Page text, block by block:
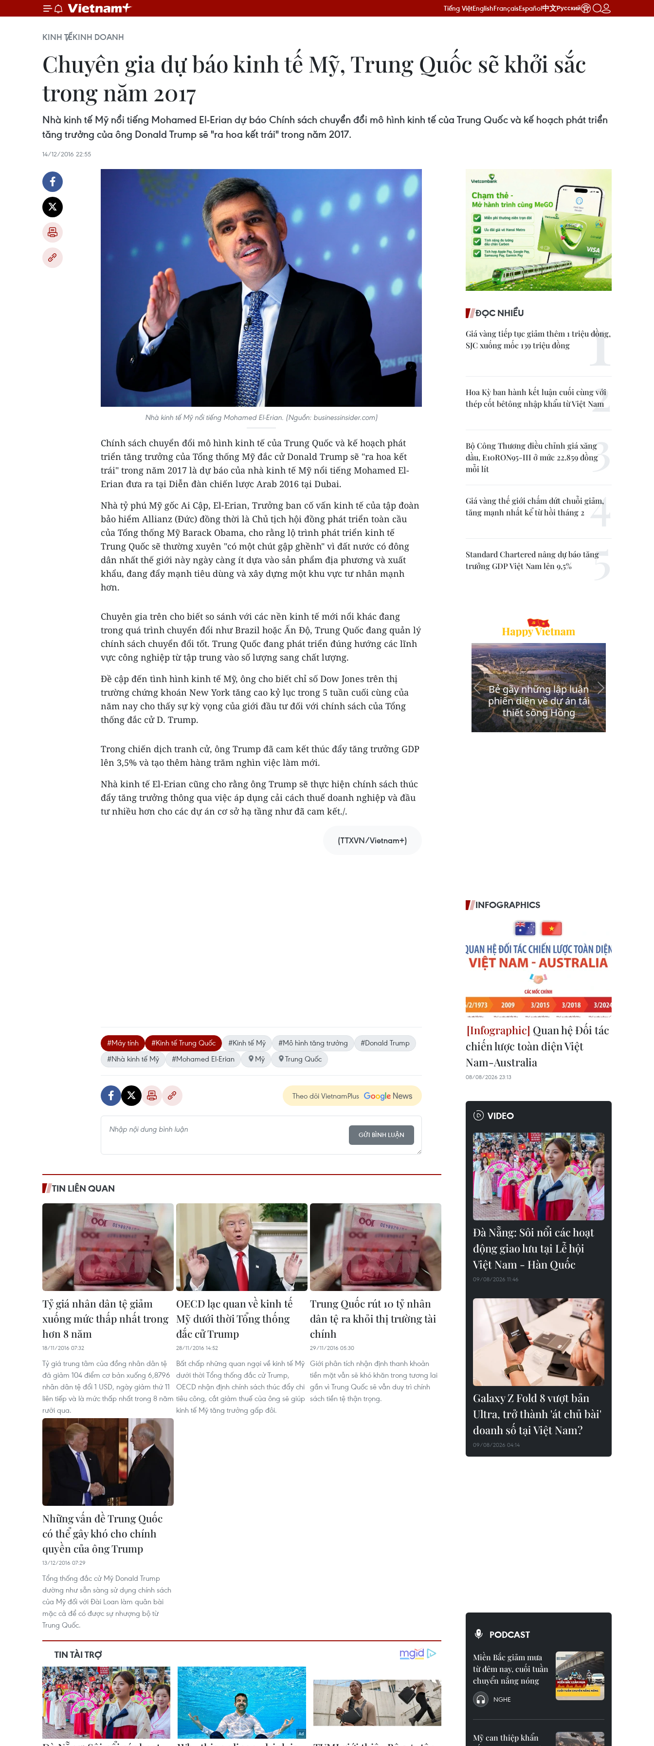
Tiếng ViệtEnglishFrançaisEspañol中文Русский
KINH TẾKINH DOANH
Chuyên gia dự báo kinh tế Mỹ, Trung Quốc sẽ khởi sắc
trong năm 2017
Nhà kinh tế Mỹ nổi tiếng Mohamed El-Erian dự báo Chính sách chuyển đổi mô hình kinh tế của Trung Quốc và kế hoạch phát triển
tăng trưởng của ông Donald Trump sẽ "ra hoa kết trái" trong năm 2017.
14/12/2016 22:55
Nhà kinh tế Mỹ nổi tiếng Mohamed El-Erian. (Nguồn: businessinsider.com)
Chính sách chuyển đổi mô hình kinh tế của Trung Quốc và kế hoạch phát
triển tăng trưởng của Tổng thống Mỹ đắc cử Donald Trump sẽ "ra hoa kết
trái" trong năm 2017 là dự báo của nhà kinh tế Mỹ nổi tiếng Mohamed El-
Erian đưa ra tại Diễn đàn chiến lược Arab 2016 tại Dubai.
Nhà tỷ phú Mỹ gốc Ai Cập, El-Erian, Trưởng ban cố vấn kinh tế của tập đoàn
bảo hiểm Allianz (Đức) đồng thời là Chủ tịch hội đồng phát triển toàn cầu
của Tổng thống Mỹ Barack Obama, cho rằng lộ trình phát triển kinh tế
Trung Quốc sẽ thường xuyên "có một chút gập ghềnh" vì đất nước có đông
dân nhất thế giới này ngày càng ít dựa vào sản phẩm địa phương và xuất
khẩu, đang đẩy mạnh tiêu dùng và xây dựng một khu vực tư nhân mạnh
hơn.
Chuyên gia trên cho biết so sánh với các nền kinh tế mới nổi khác đang
trong quá trình chuyển đổi như Brazil hoặc Ấn Độ, Trung Quốc đang quản lý
chính sách chuyển đổi tốt. Trung Quốc đang phát triển đúng hướng các lĩnh
vực công nghiệp từ tập trung vào số lượng sang chất lượng.
Đề cập đến tình hình kinh tế Mỹ, ông cho biết chỉ số Dow Jones trên thị
trường chứng khoán New York tăng cao kỷ lục trong 5 tuần cuối cùng của
năm nay cho thấy sự kỳ vọng của giới đầu tư đối với chính sách của Tổng
thống đắc cử D. Trump.
Trong chiến dịch tranh cử, ông Trump đã cam kết thúc đẩy tăng trưởng GDP
lên 3,5% và tạo thêm hàng trăm nghìn việc làm mới.
Nhà kinh tế El-Erian cũng cho rằng ông Trump sẽ thực hiện chính sách thúc
đẩy tăng trưởng thông qua việc áp dụng cải cách thuế doanh nghiệp và đầu
tư nhiều hơn cho các dự án cơ sở hạ tầng như đã cam kết./.
(TTXVN/Vietnam+)
#Máy tính #Kinh tế Trung Quốc #Kinh tế Mỹ #Mô hình tăng trưởng
#Donald Trump
#Nhà kinh tế Mỹ
#Mohamed El-Erian Mỹ Trung Quốc
Theo dõi VietnamPlus
GỬI BÌNH LUẬN
TIN LIÊN QUAN
Tỷ giá nhân dân tệ giảm
xuống mức thấp nhất trong
hơn 8 năm
18/11/2016 07:32
Tỷ giá trung tâm của đồng nhân dân tệ
đã giảm 104 điểm cơ bản xuống 6,8796
nhân dân tệ đổi 1 USD, ngày giảm thứ 11
liên tiếp và là mức thấp nhất trong 8 năm
rưỡi qua.
OECD lạc quan về kinh tế
Mỹ dưới thời Tổng thống
đắc cử Trump
28/11/2016 14:52
Bất chấp những quan ngại về kinh tế Mỹ
dưới thời Tổng thống đắc cử Trump,
OECD nhận định chính sách thúc đẩy chi
tiêu công, cắt giảm thuế của ông sẽ giúp
kinh tế Mỹ tăng trưởng gấp đôi.
Trung Quốc rút 10 tỷ nhân
dân tệ ra khỏi thị trường tài
chính
29/11/2016 05:30
Giới phân tích nhận định thanh khoản
tiền mặt vẫn sẽ khó khăn trong tương lai
gần vì Trung Quốc sẽ vẫn duy trì chính
sách tiền tệ thận trọng.
Những vấn đề Trung Quốc
có thể gây khó cho chính
quyền của ông Trump
13/12/2016 07:29
Tổng thống đắc cử Mỹ Donald Trump
dường như sẵn sàng sử dụng chính sách
của Mỹ đối với Đài Loan làm quân bài
mặc cả để có được sự nhượng bộ từ
Trung Quốc.
ĐỌC NHIỀU
Giá vàng tiếp tục giảm thêm 1 triệu đồng,
SJC xuống mốc 139 triệu đồng
Hoa Kỳ ban hành kết luận cuối cùng với
thép cốt bêtông nhập khẩu từ Việt Nam
Bộ Công Thương điều chỉnh giá xăng
dầu, E10RON95-III ở mức 22.859 đồng
mỗi lít
Giá vàng thế giới chấm dứt chuỗi giảm,
tăng mạnh nhất kể từ hồi tháng 2
Standard Chartered nâng dự báo tăng
trưởng GDP Việt Nam lên 9,5%
INFOGRAPHICS
Quan hệ Đối tác
chiến lược toàn diện Việt
Nam-Australia
08/08/2026 23:13
VIDEO
Đà Nẵng: Sôi nổi các hoạt
động giao lưu tại Lễ hội
Việt Nam - Hàn Quốc
09/08/2026 11:46
Galaxy Z Fold 8 vượt bản
Ultra, trở thành 'át chủ bài'
doanh số tại Việt Nam?
09/08/2026 04:14
PODCAST
Miền Bắc giảm mưa
từ đêm nay, cuối tuần
chuyển nắng nóng
NGHE
Mỹ can thiệp khẩn